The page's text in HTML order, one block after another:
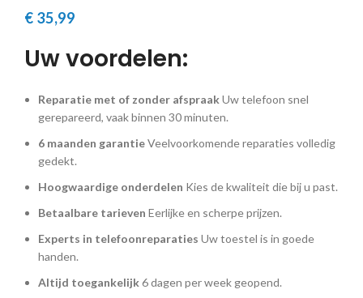
€ 35,99
Uw voordelen:
Reparatie met of zonder afspraakUw telefoon snel
gerepareerd, vaak binnen 30 minuten.
6 maanden garantieVeelvoorkomende reparaties volledig
gedekt.
Hoogwaardige onderdelen Kies de kwaliteit die bij u past.
Betaalbare tarieven Eerlijke en scherpe prijzen.
Experts in telefoonreparaties Uw toestel is in goede
handen.
Altijd toegankelijk6 dagen per week geopend.